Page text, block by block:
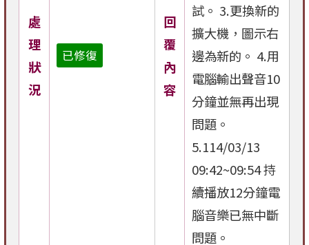
處
理
狀
況
已修復
回
覆
內
容
試。 3.更換新的
擴大機，圖示右
邊為新的。 4.用
電腦輸出聲音10
分鐘並無再出現
問題。
5.114/03/13
09:42~09:54 持
續播放12分鐘電
腦音樂已無中斷
問題。